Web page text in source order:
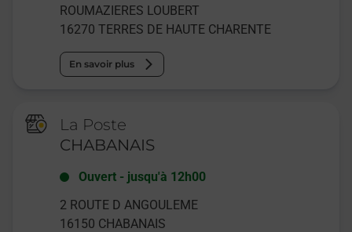
ROUMAZIERES LOUBERT
16270 TERRES DE HAUTE CHARENTE
En savoir plus
La Poste
CHABANAIS
Ouvert - jusqu'à 12h00
2 ROUTE D ANGOULEME
16150 CHABANAIS